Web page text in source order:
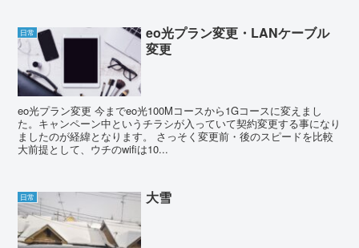
日常
eo光プラン変更・LANケーブル
変更
eo光プラン変更 今までeo光100Mコースから1Gコースに変えまし
た。キャンペーン中というチラシが入っていて契約変更する事になり
ましたのが経緯となります。 さっそく変更前・後のスピードを比較
大前提として、ウチのwifiは10...
日常 大雪